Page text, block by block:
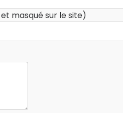
masqué sur le site)